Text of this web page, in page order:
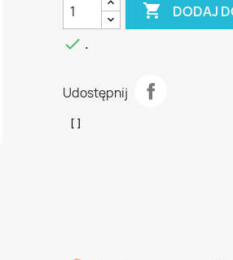
 DODAJ
 .
Udostępnij